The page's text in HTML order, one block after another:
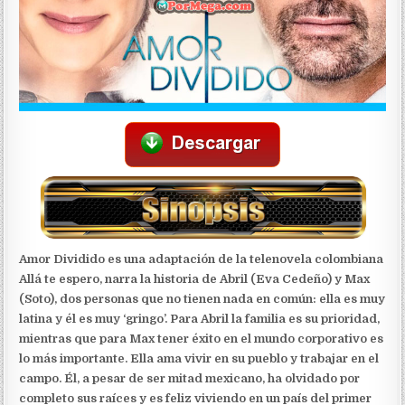
Amor Dividido es una adaptación de la telenovela colombiana
Allá te espero, narra la historia de Abril (Eva Cedeño) y Max
(Soto), dos personas que no tienen nada en común: ella es muy
latina y él es muy ‘gringo’. Para Abril la familia es su prioridad,
mientras que para Max tener éxito en el mundo corporativo es
lo más importante. Ella ama vivir en su pueblo y trabajar en el
campo. Él, a pesar de ser mitad mexicano, ha olvidado por
completo sus raíces y es feliz viviendo en un país del primer